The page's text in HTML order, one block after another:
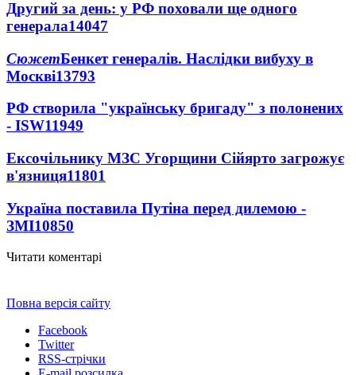
Другий за день: у РФ поховали ще одного
генерала14047
СюжетБенкет генералів. Наслідки вибуху в
Москві13793
РФ створила "українську бригаду" з полонених
- ISW11949
Ексочільнику МЗС Угорщини Сійярто загрожує
в'язниця11801
Україна поставила Путіна перед дилемою -
ЗМІ10850
Читати коментарі
Повна версія сайту
Facebook
Twitter
RSS-стрічки